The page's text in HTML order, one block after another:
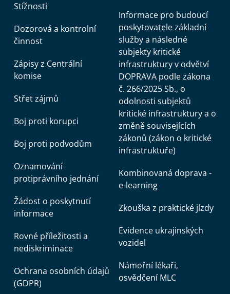
Stížnosti
Dozorová a kontrolní
činnost
Zápisy z Centrální
komise
Střet zájmů
Boj proti korupci
Boj proti podvodům
Oznamování
protiprávního jednání
Žádost o poskytnutí
informace
Rovné příležitosti a
nediskriminace
Ochrana osobních údajů
(GDPR)
Informace pro budoucí
poskytovatele základní
služby a následné
subjekty kritické
infrastruktury v odvětví
DOPRAVA podle zákona
č. 266/2025 Sb., o
odolnosti subjektů
kritické infrastruktury a o
změně souvisejících
zákonů (zákon o kritické
infrastruktuře)
Kombinovaná doprava -
e-learning
Zkouška z praktické jízdy
Evidence ukrajinských
vozidel
Námořní lékaři,
osvědčení MLC